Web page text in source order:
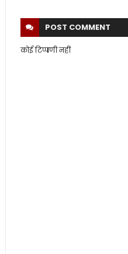
POST COMMENT
कोई टिप्पणी नहीं